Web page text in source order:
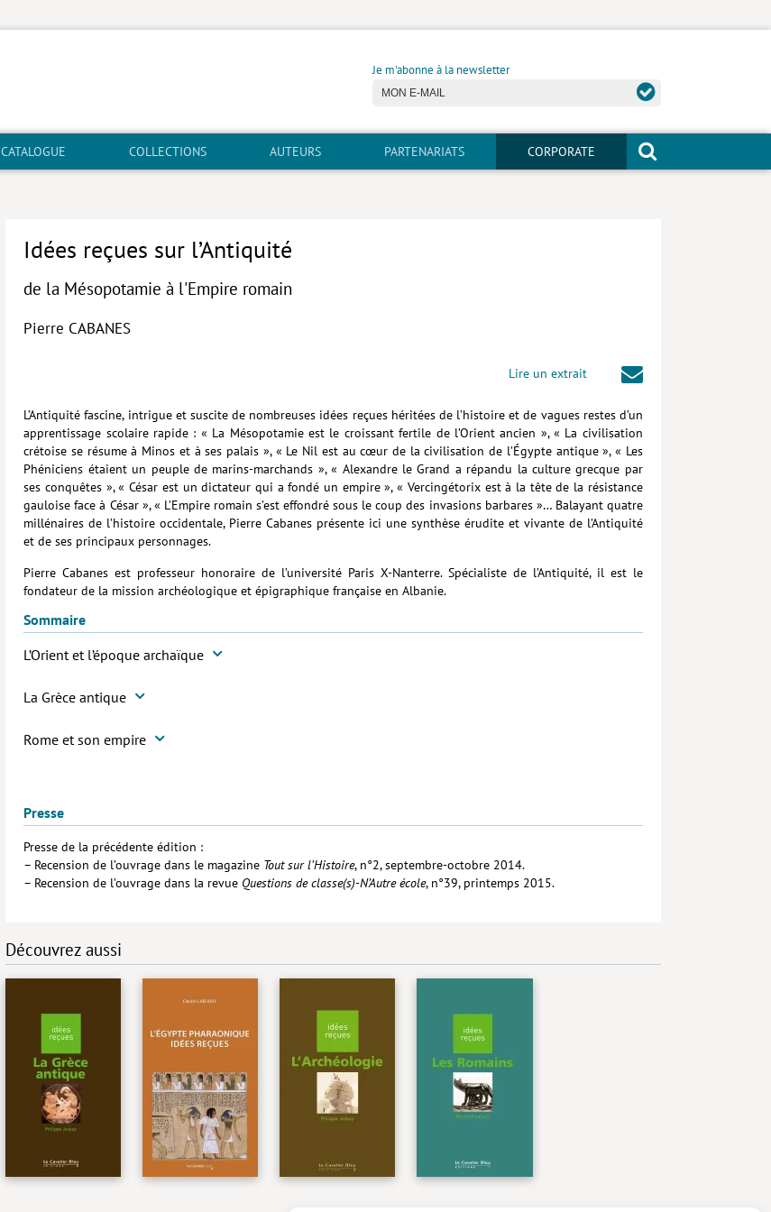
Je m'abonne à la newsletter
CATALOGUE COLLECTIONS AUTEURS PARTENARIATS CORPORATE
Idées reçues sur l’Antiquité
de la Mésopotamie à l'Empire romain
Pierre CABANES
Lire un extrait
L’Antiquité fascine, intrigue et suscite de nombreuses idées reçues héritées de l’histoire et de vagues restes d’un
apprentissage scolaire rapide : « La Mésopotamie est le croissant fertile de l’Orient ancien », « La civilisation
crétoise se résume à Minos et à ses palais », « Le Nil est au cœur de la civilisation de l’Égypte antique », « Les
Phéniciens étaient un peuple de marins-marchands », « Alexandre le Grand a répandu la culture grecque par
ses conquêtes », « César est un dictateur qui a fondé un empire », « Vercingétorix est à la tête de la résistance
gauloise face à César », « L’Empire romain s’est effondré sous le coup des invasions barbares »… Balayant quatre
millénaires de l’histoire occidentale, Pierre Cabanes présente ici une synthèse érudite et vivante de l’Antiquité
et de ses principaux personnages.
Pierre Cabanes est professeur honoraire de l’université Paris X-Nanterre. Spécialiste de l’Antiquité, il est le
fondateur de la mission archéologique et épigraphique française en Albanie.
Sommaire
L’Orient et l’époque archaïque
La Grèce antique
Rome et son empire
Presse
Presse de la précédente édition :
– Recension de l’ouvrage dans le magazine Tout sur l’Histoire, n°2, septembre-octobre 2014.
– Recension de l’ouvrage dans la revue Questions de classe(s)-N’Autre école, n°39, printemps 2015.
Découvrez aussi